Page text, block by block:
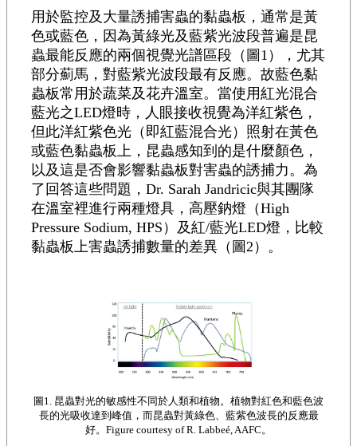
用於監控及大量誘捕害蟲的黏蟲板，通常是黃
色或藍色，因為黃綠光及藍紫光波段普遍是昆
蟲最能反應的兩個視覺光譜區段（圖1），尤其
部分薊馬，對藍紫光波段最有反應。故藍色黏
蟲板常用於蔬菜及花卉溫室。當使用紅光混合
藍光之LED燈時，人眼接收視覺為洋紅紫色，
但此洋紅紫色光（即紅藍混合光）照射在黃色
或藍色黏蟲板上，昆蟲感知到的是什麼顏色，
以及這是否會影響黏蟲板對害蟲的誘捕力。為
了回答這些問題，Dr. Sarah Jandricic與其團隊
在溫室裡進行兩種燈具，高壓鈉燈（High
Pressure Sodium, HPS）及紅/藍光LED燈，比較
黏蟲板上害蟲誘捕數量的差異（圖2）。
圖1. 昆蟲對光的敏感性不同於人類和植物。植物對紅色和藍色波
長的光吸收達到峰值，而昆蟲對黃綠色、藍紫色波長的反應最
好。Figure courtesy of R. Labbeé, AAFC。